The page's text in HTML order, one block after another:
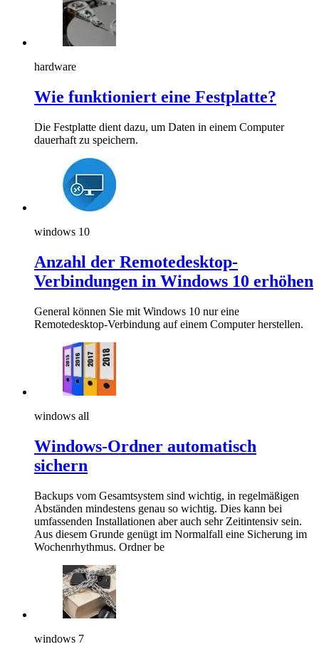
hardware
Wie funktioniert eine Festplatte?
Die Festplatte dient dazu, um Daten in einem Computer
dauerhaft zu speichern.
windows 10
Anzahl der Remotedesktop-
Verbindungen in Windows 10 erhöhen
General können Sie mit Windows 10 nur eine
Remotedesktop-Verbindung auf einem Computer herstellen.
windows all
Windows-Ordner automatisch
sichern
Backups vom Gesamtsystem sind wichtig, in regelmäßigen
Abständen mindestens genau so wichtig. Dies kann bei
umfassenden Installationen aber auch sehr Zeitintensiv sein.
Aus diesem Grunde genügt im Normalfall eine Sicherung im
Wochenrhythmus. Ordner be
windows 7